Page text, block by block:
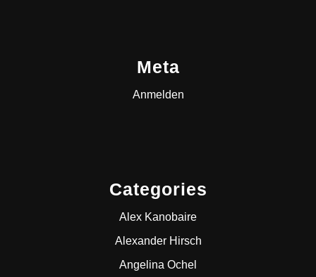
Meta
Anmelden
Categories
Alex Kanobaire
Alexander Hirsch
Angelina Ochel